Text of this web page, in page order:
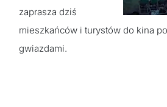
zaprasza dziś
mieszkańców i turystów do kina
gwiazdami.